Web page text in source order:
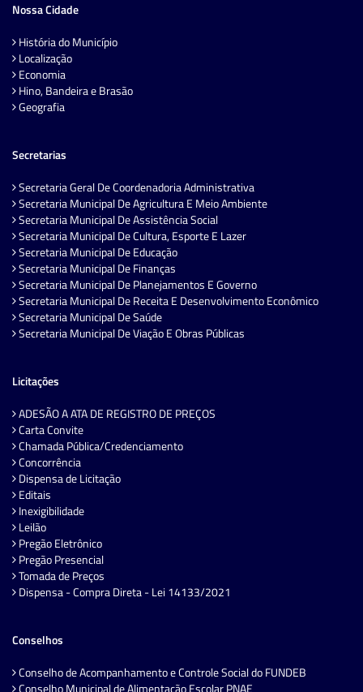
Nossa Cidade
História do Município
Localização
Economia
Hino, Bandeira e Brasão
Geografia
Secretarias
Secretaria Geral De Coordenadoria Administrativa
Secretaria Municipal De Agricultura E Meio Ambiente
Secretaria Municipal De Assistência Social
Secretaria Municipal De Cultura, Esporte E Lazer
Secretaria Municipal De Educação
Secretaria Municipal De Finanças
Secretaria Municipal De Planejamentos E Governo
Secretaria Municipal De Receita E Desenvolvimento Econômico
Secretaria Municipal De Saúde
Secretaria Municipal De Viação E Obras Públicas
Licitações
ADESÃO A ATA DE REGISTRO DE PREÇOS
Carta Convite
Chamada Pública/Credenciamento
Concorrência
Dispensa de Licitação
Editais
Inexigibilidade
Leilão
Pregão Eletrônico
Pregão Presencial
Tomada de Preços
Dispensa - Compra Direta - Lei 14133/2021
Conselhos
Conselho de Acompanhamento e Controle Social do FUNDEB